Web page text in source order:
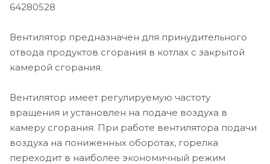
64280528
Вентилятор предназначен для принудительного
отвода продуктов сгорания в котлах с закрытой
камерой сгорания.
Вентилятор имеет регулируемую частоту
вращения и установлен на подаче воздуха в
камеру сгорания. При работе вентилятора подачи
воздуха на пониженных оборотах, горелка
переходит в наиболее экономичный режим